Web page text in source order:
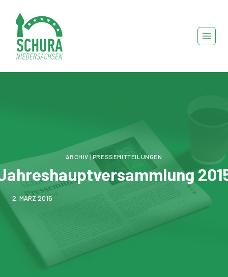
Inhalt
springen
ARCHIV |PRESSEMITTEILUNGEN
2. MÄRZ 2015